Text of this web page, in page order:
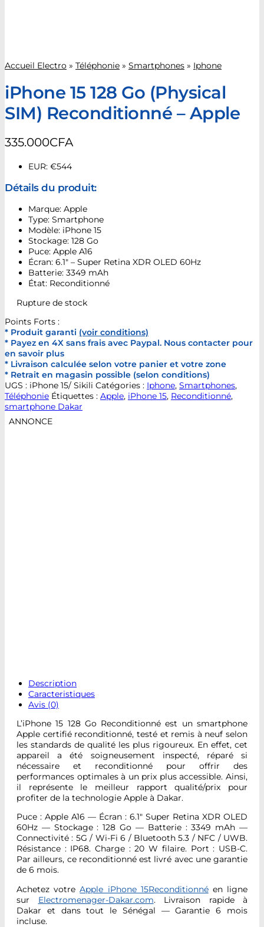
Accueil Electro » Téléphonie » Smartphones » Iphone
iPhone 15 128 Go (Physical
SIM) Reconditionné – Apple
335.000CFA
EUR: €544
Détails du produit:
Marque: Apple
Type: Smartphone
Modèle: iPhone 15
Stockage: 128 Go
Puce: Apple A16
Écran: 6.1″ – Super Retina XDR OLED 60Hz
Batterie: 3349 mAh
État: Reconditionné
Rupture de stock
Points Forts :
* Produit garanti (voir conditions)
* Payez en 4X sans frais avec Paypal. Nous contacter pour
en savoir plus
* Livraison calculée selon votre panier et votre zone
* Retrait en magasin possible (selon conditions)
UGS : iPhone 15/ Sikili Catégories : Iphone, Smartphones,
Téléphonie Étiquettes : Apple, iPhone 15, Reconditionné,
smartphone Dakar
ANNONCE
Description
Caracteristiques
Avis (0)
L’iPhone 15 128 Go Reconditionné est un smartphone
Apple certifié reconditionné, testé et remis à neuf selon
les standards de qualité les plus rigoureux. En effet, cet
appareil a été soigneusement inspecté, réparé si
nécessaire et reconditionné pour offrir des
performances optimales à un prix plus accessible. Ainsi,
il représente le meilleur rapport qualité/prix pour
profiter de la technologie Apple à Dakar.
Puce : Apple A16 — Écran : 6.1″ Super Retina XDR OLED
60Hz — Stockage : 128 Go — Batterie : 3349 mAh —
Connectivité : 5G / Wi-Fi 6 / Bluetooth 5.3 / NFC / UWB.
Résistance : IP68. Charge : 20 W filaire. Port : USB-C.
Par ailleurs, ce reconditionné est livré avec une garantie
de 6 mois.
Achetez votreApple iPhone 15Reconditionnéen ligne
sur Electromenager-Dakar.com. Livraison rapide à
Dakar et dans tout le Sénégal — Garantie 6 mois
incluse.